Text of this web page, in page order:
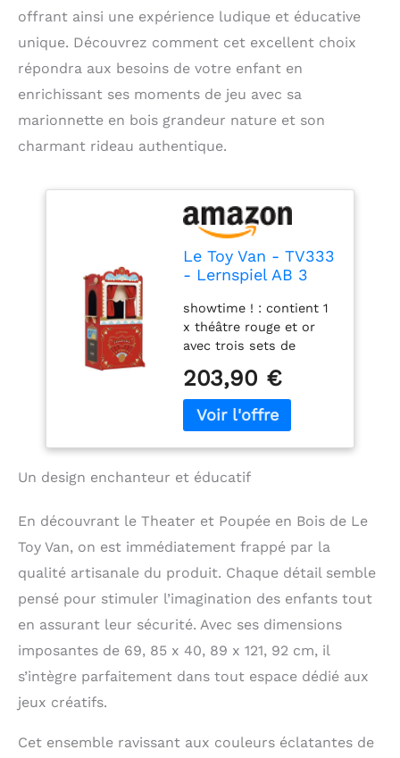
offrant ainsi une expérience ludique et éducative
unique. Découvrez comment cet excellent choix
répondra aux besoins de votre enfant en
enrichissant ses moments de jeu avec sa
marionnette en bois grandeur nature et son
charmant rideau authentique.
Le Toy Van - TV333
- Lernspiel AB 3
Holzpuppe und
Puppentheater, 122
cm Hoch,
Montessori-
Spielzeug, mit
Wendeschild, 2
Tafeln, Vorhang mit
echten Vorhängen
showtime ! : contient 1
x théâtre rouge et or
avec trois sets de
monte et descend avec
la manivelle, une (entrée
des artistes), un coté
de billets, 1 x pancarte
bois d’imitation
fabriqué de manière
étique, finis à la main.
idéal pour développer
l’imaginaire des enfants
! encourage
l’imagination : notre
collection de jouets en
théâtre, des films et
éléments dont ils ont
203,90 €
Un design enchanteur et éducatif
En découvrant le Theater et Poupée en Bois de Le
Toy Van, on est immédiatement frappé par la
qualité artisanale du produit. Chaque détail semble
pensé pour stimuler l’imagination des enfants tout
en assurant leur sécurité. Avec ses dimensions
imposantes de 69, 85 x 40, 89 x 121, 92 cm, il
s’intègre parfaitement dans tout espace dédié aux
jeux créatifs.
Cet ensemble ravissant aux couleurs éclatantes de